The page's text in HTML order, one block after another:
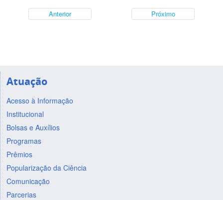
Anterior Próximo
Atuação
Acesso à Informação
Institucional
Bolsas e Auxílios
Programas
Prêmios
Popularização da Ciência
Comunicação
Parcerias